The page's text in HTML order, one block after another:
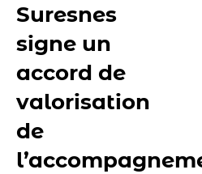
Suresnes
signe un
accord de
valorisation
de